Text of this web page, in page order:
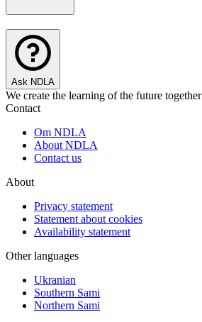
Ask NDLA
We create the learning of the future together
Contact
Om NDLA
About NDLA
Contact us
About
Privacy statement
Statement about cookies
Availability statement
Other languages
Ukranian
Southern Sami
Northern Sami